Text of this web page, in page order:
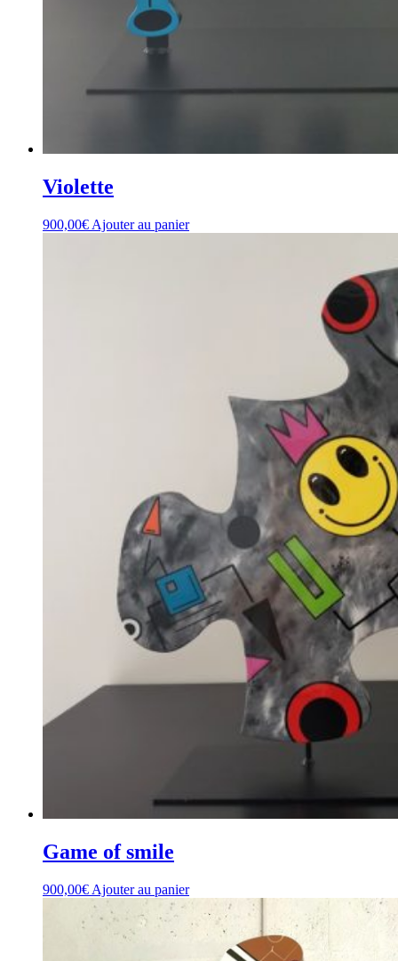
Violette
900,00€ Ajouter au panier
Game of smile
900,00€ Ajouter au panier